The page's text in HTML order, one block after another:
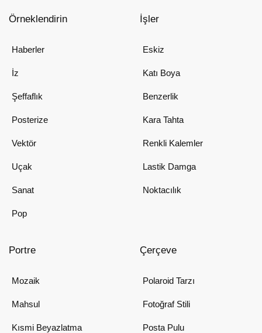
Örneklendirin
Haberler
İz
Şeffaflık
Posterize
Vektör
Uçak
Sanat
Pop
İşler
Eskiz
Katı Boya
Benzerlik
Kara Tahta
Renkli Kalemler
Lastik Damga
Noktacılık
Portre
Mozaik
Mahsul
Kısmi Beyazlatma
Çerçeve
Polaroid Tarzı
Fotoğraf Stili
Posta Pulu